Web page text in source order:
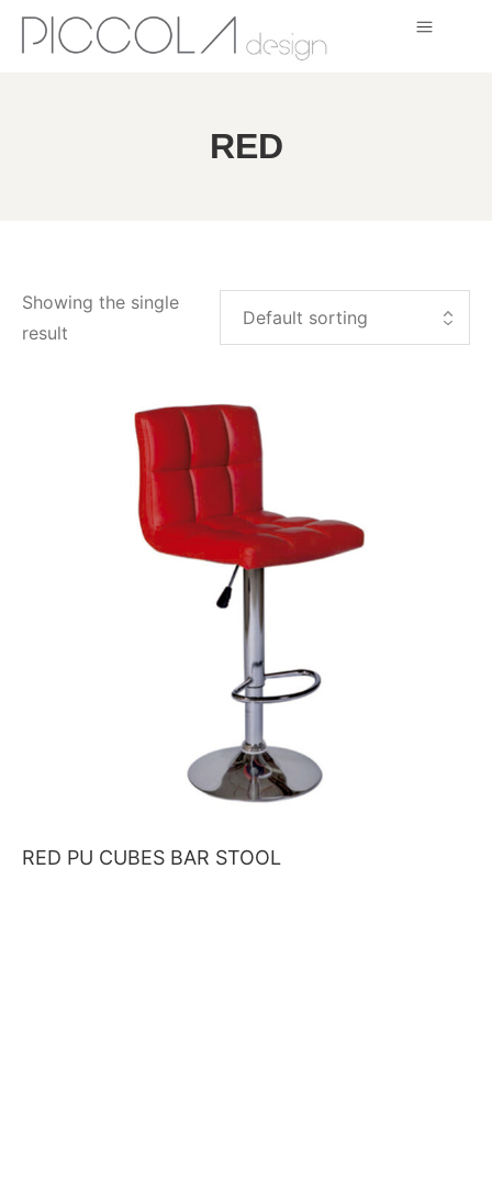
RED
Showing the single
result
RED PU CUBES BAR STOOL